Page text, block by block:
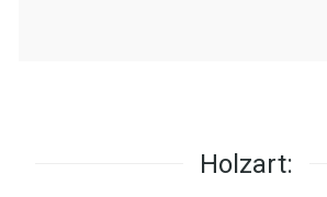
Holzart: